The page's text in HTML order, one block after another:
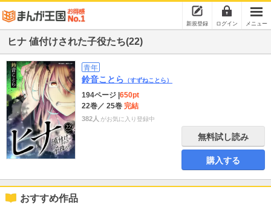
新規登録 ログイン メニュー
ヒナ 値付けされた子役たち(22)
青年
鈴音ことら （すずねことら）
194ページ 650pt
22巻／ 25巻 完結
382人 がお気に入り登録中
無料試し読み
購入する
おすすめ作品